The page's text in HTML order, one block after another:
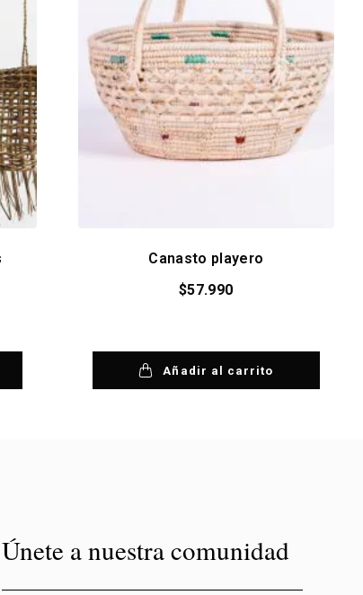
Canasto playero
$57.990
Añadir al carrito
Únete a nuestra comunidad